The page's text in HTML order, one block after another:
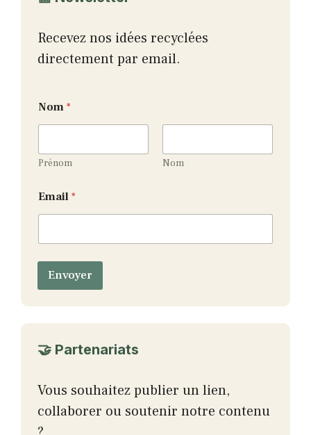
Recevez nos idées recyclées
directement par email.
Nom *
Prénom Nom
o
m
*
Email *
Envoyer
🤝 Partenariats
Vous souhaitez publier un lien,
collaborer ou soutenir notre contenu